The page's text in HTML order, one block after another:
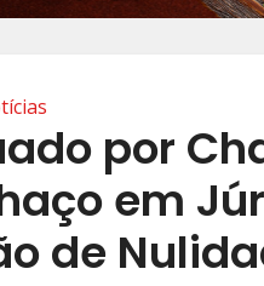
por
em
de